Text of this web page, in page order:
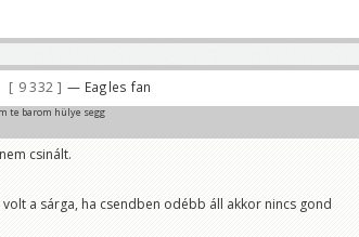
9 332 — Eagles fan
te barom hülye segg
csinált.
a sárga, ha csendben odébb áll akkor nincs gond